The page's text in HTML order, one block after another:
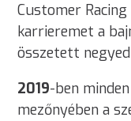
Customer
karrieremet a
összetett
2019-ben
mezőnyében a